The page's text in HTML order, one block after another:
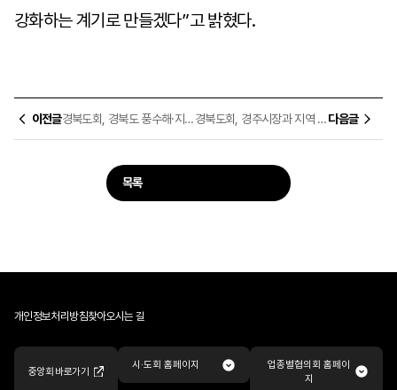
강화하는 계기로 만들겠다”고 밝혔다.
이전글 경북도회, 경북도 풍수해·지진 재해보험 기부 협약 체결 경북도회, 경주시장과 지역 전문건설산업 활성화 간담회다음글
목록
개인정보처리방침찾아오시는 길
중앙회 바로가기
시·도회 홈페이지
업종별협의회 홈페이
지